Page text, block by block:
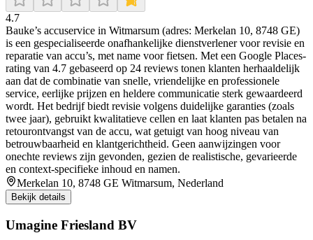
4.7
Bauke’s accuservice in Witmarsum (adres: Merkelan 10, 8748 GE)
is een gespecialiseerde onafhankelijke dienstverlener voor revisie en
reparatie van accu’s, met name voor fietsen. Met een Google Places-
rating van 4.7 gebaseerd op 24 reviews tonen klanten herhaaldelijk
aan dat de combinatie van snelle, vriendelijke en professionele
service, eerlijke prijzen en heldere communicatie sterk gewaardeerd
wordt. Het bedrijf biedt revisie volgens duidelijke garanties (zoals
twee jaar), gebruikt kwalitatieve cellen en laat klanten pas betalen na
retourontvangst van de accu, wat getuigt van hoog niveau van
betrouwbaarheid en klantgerichtheid. Geen aanwijzingen voor
onechte reviews zijn gevonden, gezien de realistische, gevarieerde
en context-specifieke inhoud en namen.
Merkelan 10, 8748 GE Witmarsum, Nederland
Bekijk details
Umagine Friesland BV